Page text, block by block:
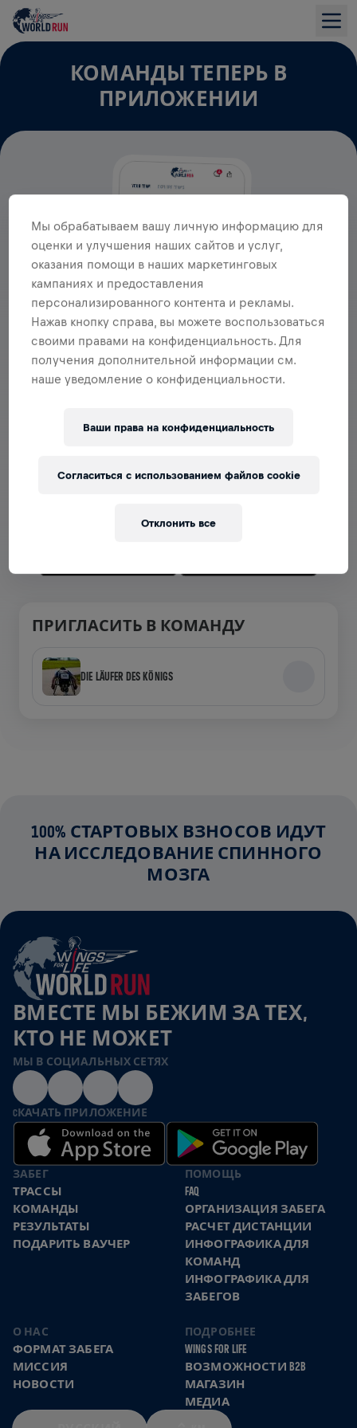
КОМАНДЫ ТЕПЕРЬ В
ПРИЛОЖЕНИИ
РАЗДЕЛ С КОМАНДАМИ
созданной! Общайтесь, следите за результатами и
ПРИГЛАСИТЬ В КОМАНДУ
DIE LÄUFER DES KÖNIGS
100% СТАРТОВЫХ ВЗНОСОВ ИДУТ
НА ИССЛЕДОВАНИЕ СПИННОГО
МОЗГА
ВМЕСТЕ МЫ БЕЖИМ ЗА ТЕХ,
КТО НЕ МОЖЕТ
МЫ В СОЦИАЛЬНЫХ СЕТЯХ
CКАЧАТЬ ПРИЛОЖЕНИЕ
ЗАБЕГ
ТРАССЫ
КОМАНДЫ
РЕЗУЛЬТАТЫ
ПОДАРИТЬ ВАУЧЕР
ПОМОЩЬ
FAQ
ОРГАНИЗАЦИЯ ЗАБЕГА
РАСЧЕТ ДИСТАНЦИИ
ИНФОГРАФИКА ДЛЯ
КОМАНД
ИНФОГРАФИКА ДЛЯ
ЗАБЕГОВ
О НАС
ФОРМАТ ЗАБЕГА
МИССИЯ
НОВОСТИ
ПОДРОБНЕЕ
WINGS FOR LIFE
ВОЗМОЖНОСТИ B2B
МАГАЗИН
МЕДИА
Мы обрабатываем вашу личную информацию для
оценки и улучшения наших сайтов и услуг,
оказания помощи в наших маркетинговых
кампаниях и предоставления
персонализированного контента и рекламы.
Нажав кнопку справа, вы можете воспользоваться
своими правами на конфиденциальность. Для
получения дополнительной информации см.
наше уведомление о конфиденциальности.
Ваши права на конфиденциальность
Отклонить все
Согласиться с использованием файлов cookie